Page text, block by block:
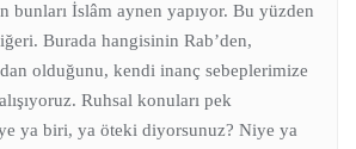
bunları İslâm aynen yapıyor. Bu yüzden
Burada hangisinin Rab’den,
olduğunu, kendi inanç sebeplerimize
Ruhsal konuları pek
ya biri, ya öteki diyorsunuz? Niye ya